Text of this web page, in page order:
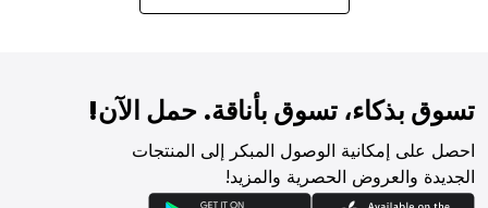
تسوق بذكاء، تسوق بأناقة. حمل الآن!
احصل على إمكانية الوصول المبكر إلى المنتجات
الجديدة والعروض الحصرية والمزيد!